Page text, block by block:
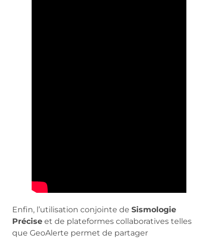
Enfin, l’utilisation conjointe de Sismologie
Précise et de plateformes collaboratives telles
que GeoAlerte permet de partager